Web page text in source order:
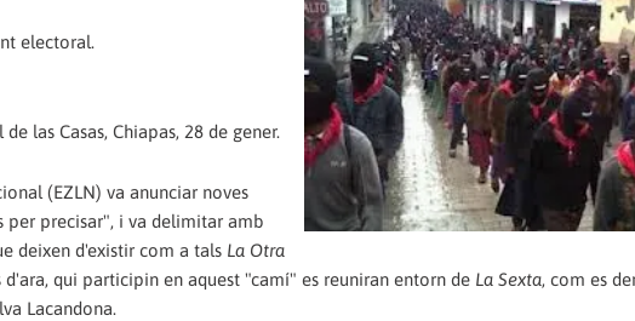
electoral.
las Casas, Chiapas, 28 de gener.
(EZLN) va anunciar noves
per precisar", i va delimitar amb
deixen d'existir com a tals La Otra
d'ara, qui participin en aquest "camí" es reuniran entorn de La Sexta, com es
Lacandona.